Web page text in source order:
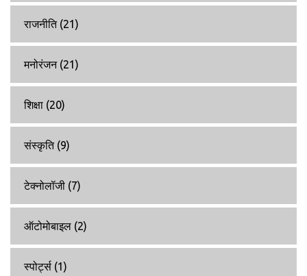
राजनीति (21)
मनोरंजन (21)
शिक्षा (20)
संस्कृति (9)
टेक्नोलॉजी (7)
ऑटोमोबाइल (2)
स्पोर्ट्स (1)